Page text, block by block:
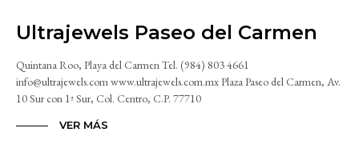
Ultrajewels Paseo del Carmen
Quintana Roo, Playa del Carmen Tel. (984) 803 4661
info@ultrajewels.com www.ultrajewels.com.mx Plaza Paseo del Carmen, Av.
10 Sur con 1ª Sur, Col. Centro, C.P. 77710
VER MÁS